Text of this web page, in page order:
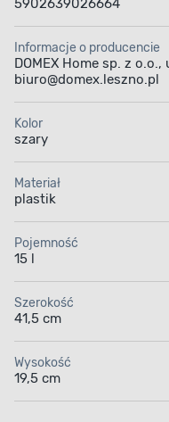
5902639026664
Informacje o producencie
DOMEX Home sp. z
biuro@domex.leszno.pl
Kolor
szary
Materiał
plastik
Pojemność
15 l
Szerokość
41,5 cm
Wysokość
19,5 cm